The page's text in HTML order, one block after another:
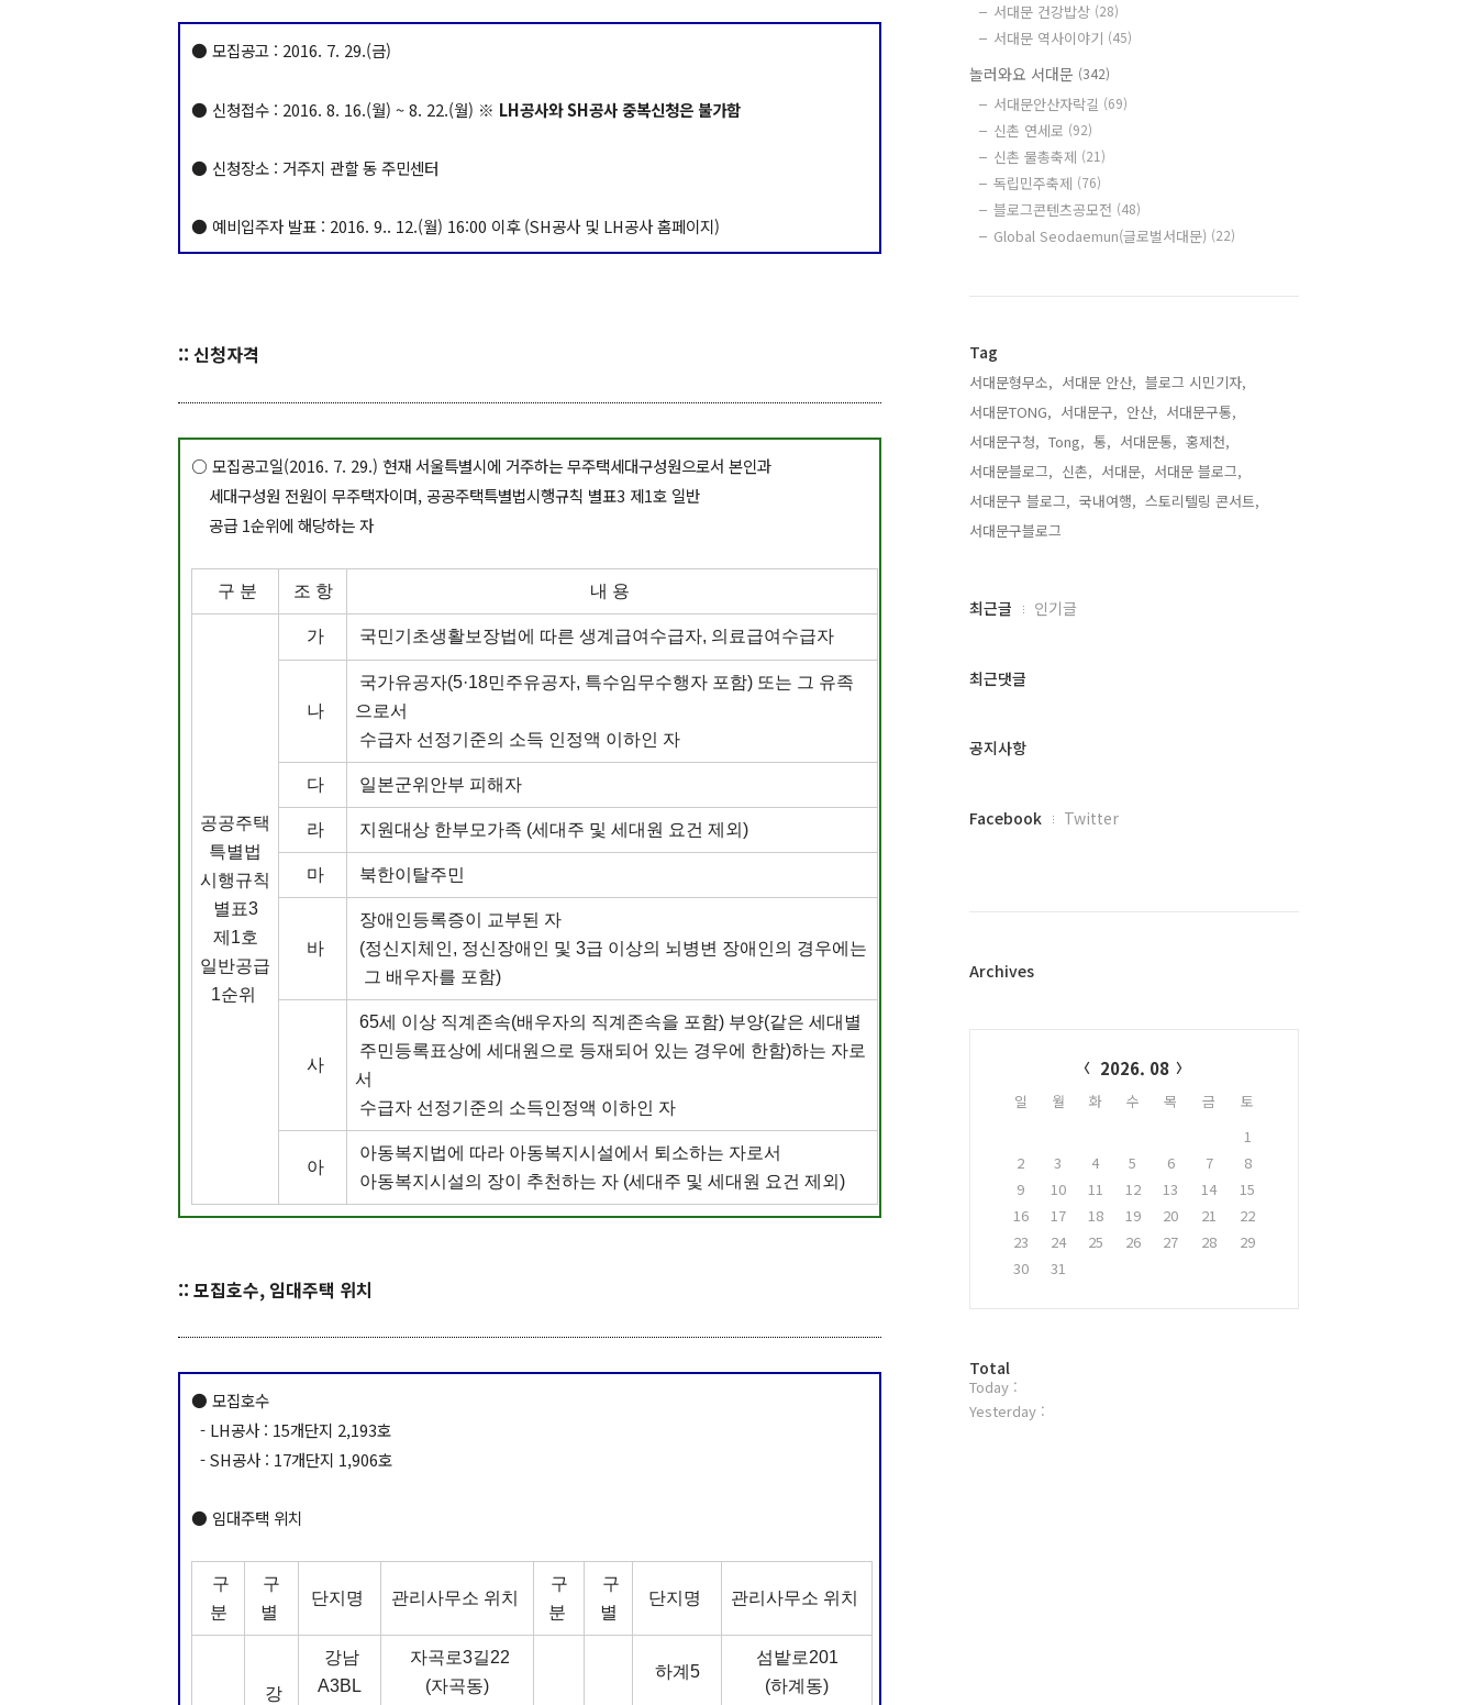
● 모집공고 : 2016. 7. 29.(금)
● 신청접수 : 2016. 8. 16.(월) ~ 8. 22.(월) ※ LH공사와 SH공사 중복신청은 불가함
● 신청장소 : 거주지 관할 동 주민센터
● 예비입주자 발표 : 2016. 9.. 12.(월) 16:00 이후 (SH공사 및 LH공사 홈페이지)
:: 신청자격
○ 모집공고일(2016. 7. 29.) 현재 서울특별시에 거주하는 무주택세대구성원으로서 본인과
세대구성원 전원이 무주택자이며, 공공주택특별법시행규칙 별표3 제1호 일반
공급 1순위에 해당하는 자
구 분 조 항 내 용
공공주택
특별법
시행규칙
별표3
제1호
일반공급
1순위
가 국민기초생활보장법에 따른 생계급여수급자, 의료급여수급자
나
국가유공자(5·18민주유공자, 특수임무수행자 포함) 또는 그 유족
으로서
수급자 선정기준의 소득 인정액 이하인 자
다 일본군위안부 피해자
라 지원대상 한부모가족 (세대주 및 세대원 요건 제외)
마 북한이탈주민
바
장애인등록증이 교부된 자
(정신지체인, 정신장애인 및 3급 이상의 뇌병변 장애인의 경우에는
그 배우자를 포함)
사
65세 이상 직계존속(배우자의 직계존속을 포함) 부양(같은 세대별
주민등록표상에 세대원으로 등재되어 있는 경우에 한함)하는 자로
서
수급자 선정기준의 소득인정액 이하인 자
아
아동복지법에 따라 아동복지시설에서 퇴소하는 자로서
아동복지시설의 장이 추천하는 자 (세대주 및 세대원 요건 제외)
:: 모집호수, 임대주택 위치
● 모집호수
- LH공사 : 15개단지 2,193호
- SH공사 : 17개단지 1,906호
● 임대주택 위치
구
분
구
별
단지명 관리사무소 위치
구
분
구
별
단지명 관리사무소 위치
강
강남
A3BL
자곡로3길22
(자곡동)
하계5
섬밭로201
(하계동)
서대문 건강밥상 (28)
서대문 역사이야기 (45)
놀러와요 서대문 (342)
서대문안산자락길 (69)
신촌 연세로 (92)
신촌 물총축제 (21)
독립민주축제 (76)
블로그콘텐츠공모전 (48)
Global Seodaemun(글로벌서대문) (22)
Tag
서대문형무소, 서대문 안산, 블로그 시민기자,
서대문TONG, 서대문구, 안산, 서대문구통,
서대문구청, Tong, 통, 서대문통, 홍제천,
서대문블로그, 신촌, 서대문, 서대문 블로그,
서대문구 블로그, 국내여행, 스토리텔링 콘서트,
서대문구블로그,
최
과
글
최근글 인기글
최근댓글
공지사항
페
플
Facebook Twitter
Archives
2026. 08
일 월 화 수 목 금
토
1
2
3 4 5 6 7
8
9
10 11 12 13 14
15
16
17 18 19 20 21
22
23
24 25 26 27 28
29
30
31
방
문
자
Total
Today :
Yesterday :